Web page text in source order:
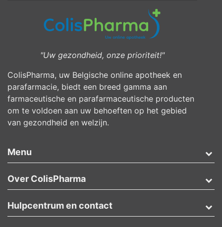
"Uw gezondheid, onze prioriteit!"
ColisPharma, uw Belgische online apotheek en
parafarmacie, biedt een breed gamma aan
farmaceutische en parafarmaceutische producten
om te voldoen aan uw behoeften op het gebied
van gezondheid en welzijn.
Menu
Over ColisPharma
Hulpcentrum en contact